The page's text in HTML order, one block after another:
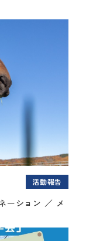
活動報告
ーション ／ メ